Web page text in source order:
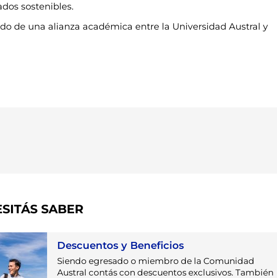
sostenibles.
de una alianza académica entre la Universidad Austral y
SABER
Descuentos y Beneficios
Siendo egresado o miembro de la Comunidad
Austral contás con descuentos exclusivos. También